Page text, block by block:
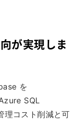
が実現しま
を
SQL
理コスト削減と可